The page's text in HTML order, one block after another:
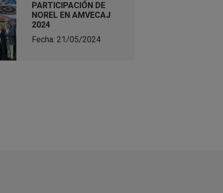
PARTICIPACIÓN DE
NOREL EN AMVECAJ
2024
Fecha: 21/05/2024